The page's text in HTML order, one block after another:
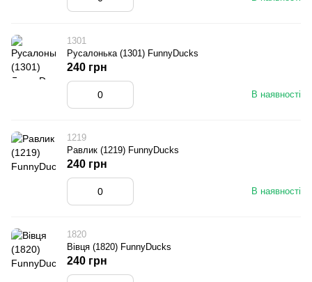
1301
Русалонька (1301) FunnyDucks
В наявності
240 грн
1219
Равлик (1219) FunnyDucks
В наявності
240 грн
1820
Вівця (1820) FunnyDucks
240 грн